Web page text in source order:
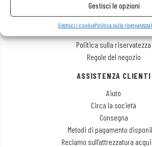
Gestisci le opzioni
Gestisci i cookiePolitica sulla riservatezza
INFORMAZIONE
Politica sulla riservatezza
Regole del negozio
ASSISTENZA CLIENTI
Aiuto
Circa la società
Consegna
Metodi di pagamento
Reclamo sull’attrezzatura